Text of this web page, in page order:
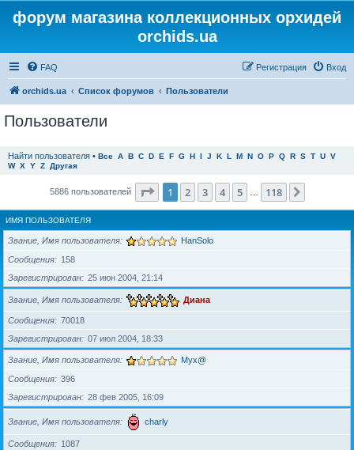
форум магазина коллекционных орхидей
orchids.ua
FAQ Вход
Регистрация
orchids.ua Список форумов Пользователи
Пользователи
Найти пользователя • Все A B C D E F G H I J K L M N O P Q R S T U V
W X Y Z Другая
5886 пользователей Страница из 118
1 2 3 4 5 118
ИМЯ ПОЛЬЗОВАТЕЛЯ
Звание, Имя пользователя HanSolo
Сообщения
158
Зарегистрирован
25 июн 2004, 21:14
Звание, Имя пользователя Диана
Сообщения
70018
Зарегистрирован
07 июл 2004, 18:33
Звание, Имя пользователя Myx@
Сообщения
396
Зарегистрирован
28 фев 2005, 16:09
Звание, Имя пользователя charly
Сообщения
1087